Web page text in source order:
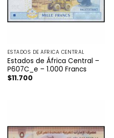
ESTADOS DE ÁFRICA CENTRAL
Estados de África Central –
P607C_e – 1.000 Francs
$11.700